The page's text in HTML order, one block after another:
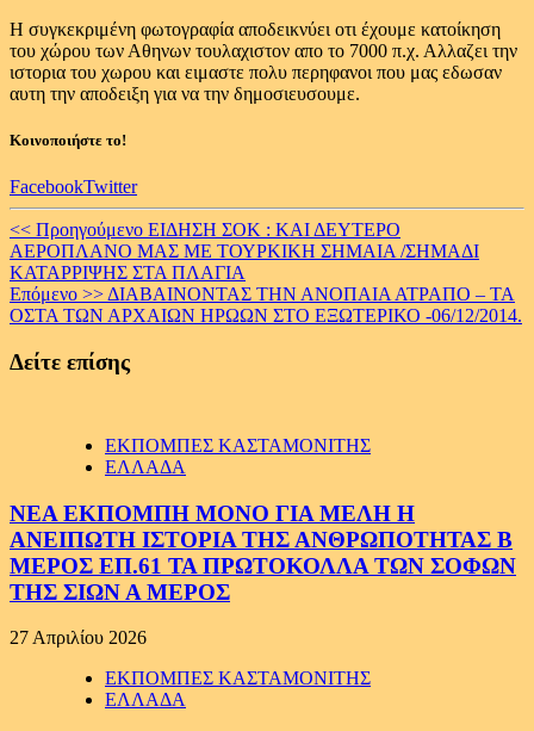
Η συγκεκριμένη φωτογραφία αποδεικνύει οτι έχουμε κατοίκηση
του χώρου των Αθηνων τουλαχιστον απο το 7000 π.χ. Αλλαζει την
ιστορια του χωρου και ειμαστε πολυ περηφανοι που μας εδωσαν
αυτη την αποδειξη για να την δημοσιευσουμε.
Κοινοποιήστε το!
FacebookTwitter
Continue
Reading
<< Προηγούμενο ΕΙΔΗΣΗ ΣΟΚ : ΚΑΙ ΔΕΥΤΕΡΟ
ΑΕΡΟΠΛΑΝΟ ΜΑΣ ΜΕ ΤΟΥΡΚΙΚΗ ΣΗΜΑΙΑ /ΣΗΜΑΔΙ
ΚΑΤΑΡΡΙΨΗΣ ΣΤΑ ΠΛΑΓΙΑ
Επόμενο >> ΔΙΑΒΑΙΝΟΝΤΑΣ ΤΗΝ ΑΝΟΠΑΙΑ ΑΤΡΑΠΟ – ΤΑ
ΟΣΤΑ ΤΩΝ ΑΡΧΑΙΩΝ ΗΡΩΩΝ ΣΤΟ ΕΞΩΤΕΡΙΚΟ -06/12/2014.
Δείτε επίσης
ΕΚΠΟΜΠΕΣ ΚΑΣΤΑΜΟΝΙΤΗΣ
ΕΛΛΑΔΑ
ΝΕΑ ΕΚΠΟΜΠΗ ΜΟΝΟ ΓΙΑ ΜΕΛΗ Η
ΑΝΕΙΠΩΤΗ ΙΣΤΟΡΙΑ ΤΗΣ ΑΝΘΡΩΠΟΤΗΤΑΣ Β
ΜΕΡΟΣ ΕΠ.61 ΤΑ ΠΡΩΤΟΚΟΛΛΑ ΤΩΝ ΣΟΦΩΝ
ΤΗΣ ΣΙΩΝ Α ΜΕΡΟΣ
27 Απριλίου 2026
ΕΚΠΟΜΠΕΣ ΚΑΣΤΑΜΟΝΙΤΗΣ
ΕΛΛΑΔΑ